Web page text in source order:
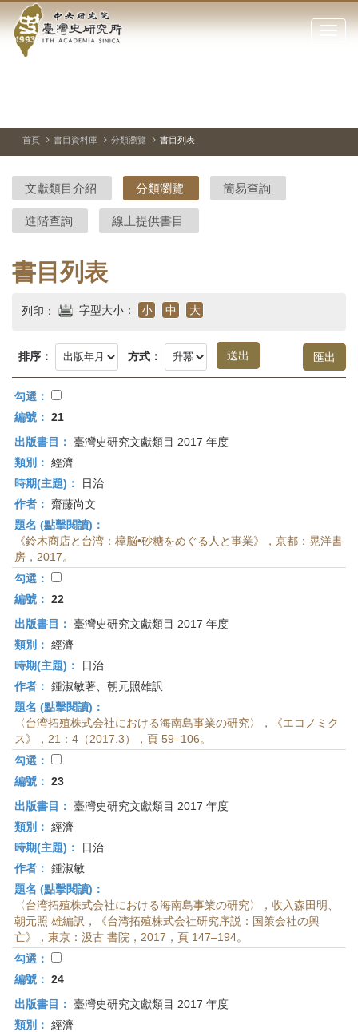
到中
央
院-
臺
灣
史
研
究
首
頁
點
閉
站
停、
圖
圖
結
首頁 書目資料庫 分類瀏覽 書目列表
文獻類目介紹 分類瀏覽 簡易查詢
進階查詢 線上提供書目
書目列表
列印： 字型大小： 小 中 大
排序： 方式：
勾選：
編號： 21
出版書目： 臺灣史研究文獻類目 2017 年度
類別： 經濟
時期(主題)：
日治
作者： 齋藤尚文
題名 (點擊閱讀)：
《鈴木商店と台湾：樟脳•砂糖をめぐる人と事業》，京都：晃洋書
房，2017。
勾選：
編號： 22
出版書目： 臺灣史研究文獻類目 2017 年度
類別： 經濟
時期(主題)：
日治
作者： 鍾淑敏著、朝元照雄訳
題名 (點擊閱讀)：
〈台湾拓殖株式会社における海南島事業の研究〉，《エコノミク
ス》，21：4（2017.3），頁 59–106。
勾選：
編號： 23
出版書目： 臺灣史研究文獻類目 2017 年度
類別： 經濟
時期(主題)：
日治
作者： 鍾淑敏
題名 (點擊閱讀)：
〈台湾拓殖株式会社における海南島事業の研究〉，收入森田明、
朝元照 雄編訳，《台湾拓殖株式会社研究序説：国策会社の興
亡》，東京：汲古 書院，2017，頁 147–194。
勾選：
編號： 24
出版書目： 臺灣史研究文獻類目 2017 年度
類別： 經濟